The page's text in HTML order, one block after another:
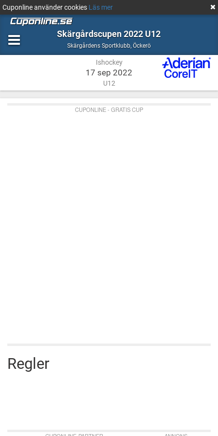
Cuponline använder cookies Läs mer
Skärgårdscupen 2022 U12
Skärgårdens Sportklubb, Ishockey
ÖckeröÖckerö
Ishockey
17 sep 2022
U12
CUPONLINE - GRATIS CUP
Regler